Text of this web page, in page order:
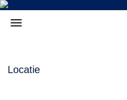
Locatie